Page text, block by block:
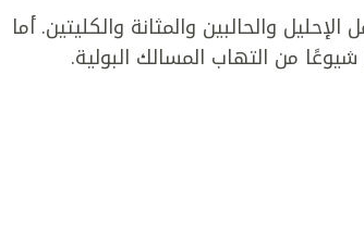
والحالبين والمثانة والكليتين. أما
من التهاب المسالك البولية.